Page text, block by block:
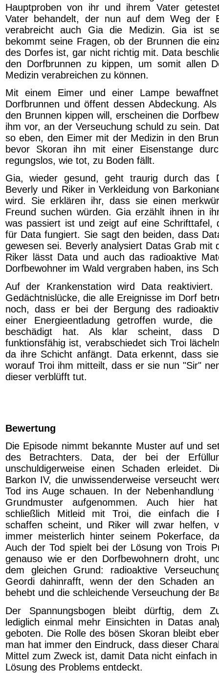
Hauptproben von ihr und ihrem Vater
Vater behandelt, der nun auf dem Weg der
verabreicht auch Gia die Medizin. Gia ist
bekommt seine Fragen, ob der Brunnen die
des Dorfes ist, gar nicht richtig mit. Data
den Dorfbrunnen zu kippen, um somit allen
Medizin verabreichen zu können.
Mit einem Eimer und einer Lampe
Dorfbrunnen und öffent dessen Abdeckung.
den Brunnen kippen will, erscheinen die
ihm vor, an der Verseuchung schuld zu sein.
so eben, den Eimer mit der Medizin in den
bevor Skoran ihn mit einer Eisenstange
regungslos, wie tot, zu Boden fällt.
Gia, wieder gesund, geht traurig durch das
Beverly und Riker in Verkleidung von
wird. Sie erklären ihr, dass sie einen
Freund suchen würden. Gia erzählt ihnen in
was passiert ist und zeigt auf eine Schrifttafel,
für Data fungiert. Sie sagt den beiden, dass
gewesen sei. Beverly analysiert Datas Grab mit
Riker lässt Data und auch das radioaktive
Dorfbewohner im Wald vergraben haben, ins
Auf der Krankenstation wird Data
Gedächtnislücke, die alle Ereignisse im Dorf
noch, dass er bei der Bergung des
einer Energieentladung getroffen wurde, die
beschädigt hat. Als klar scheint, dass
funktionsfähig ist, verabschiedet sich Troi
da ihre Schicht anfängt. Data erkennt, dass
worauf Troi ihm mitteilt, dass er sie nun "Sir"
dieser verblüfft tut.
Bewertung
Die Episode nimmt bekannte Muster auf und
des Betrachters. Data, der bei der
unschuldigerweise einen Schaden erleidet.
Barkon IV, die unwissenderweise verseucht
Tod ins Auge schauen. In der Nebenhandlung
Grundmuster aufgenommen. Auch hier
schließlich Mitleid mit Troi, die einfach die
schaffen scheint, und Riker will zwar helfen,
immer meisterlich hinter seinem Pokerface,
Auch der Tod spielt bei der Lösung von Trois
genauso wie er den Dorfbewohnern droht,
dem gleichen Grund: radioaktive
Geordi dahinrafft, wenn der den Schaden an
behebt und die schleichende Verseuchung der
Der Spannungsbogen bleibt dürftig, dem
lediglich einmal mehr Einsichten in Datas
geboten. Die Rolle des bösen Skoran bleibt
man hat immer den Eindruck, dass dieser
Mittel zum Zweck ist, damit Data nicht einfach
Lösung des Problems entdeckt.